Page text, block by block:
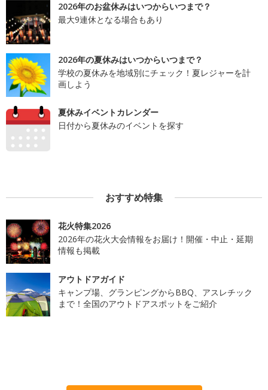
2026年のお盆休みはいつからいつまで？
最大9連休となる場合もあり
2026年の夏休みはいつからいつまで？
学校の夏休みを地域別にチェック！夏レジャーを計
画しよう
夏休みイベントカレンダー
日付から夏休みのイベントを探す
おすすめ特集
花火特集2026
2026年の花火大会情報をお届け！開催・中止・延期
情報も掲載
アウトドアガイド
キャンプ場、グランピングからBBQ、アスレチック
まで！全国のアウトドアスポットをご紹介